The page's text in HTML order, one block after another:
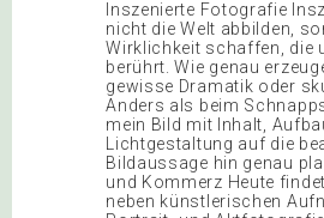
Inszenierte Fotografie
nicht die Welt abbilden,
Wirklichkeit schaffen, die
berührt. Wie genau
gewisse Dramatik oder
Anders als beim
mein Bild mit Inhalt,
Lichtgestaltung auf die
Bildaussage hin genau
und Kommerz Heute
neben künstlerischen